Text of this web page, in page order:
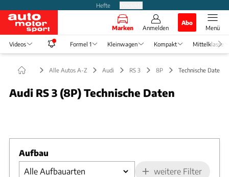
Hefte
Marken Anmelden
Abo
Menü
Videos Formel 1 Kleinwagen Kompakt Mittelklasse
Alle Autos A-Z Audi RS 3 8P Technische Daten
Audi RS 3 (8P) Technische Daten
Foto: Audi
Aufbau
weitere Filter